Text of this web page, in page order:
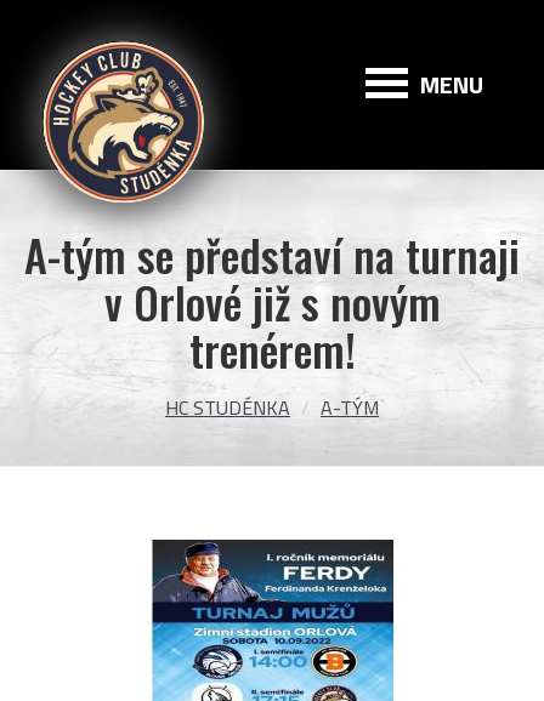
Studénka
MENU
A-tým se představí na turnaji
v Orlové již s novým
trenérem!
HC STUDÉNKA A-TÝM